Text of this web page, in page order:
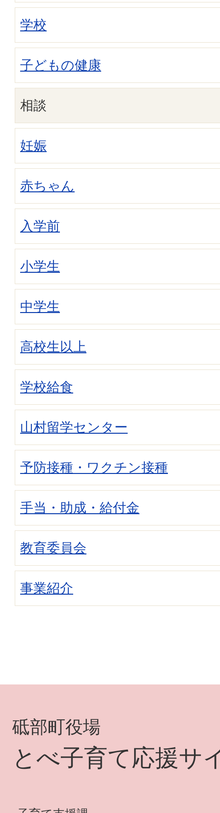
学校
子どもの健康
相談
妊娠
赤ちゃん
入学前
小学生
中学生
高校生以上
学校給食
山村留学センター
予防接種・ワクチン接種
手当・助成・給付金
教育委員会
事業紹介
砥部町役場
とべ子育て応援サ